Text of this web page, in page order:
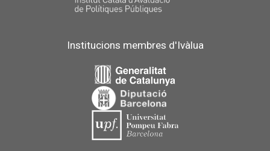
Institucions membres d'Ivàlua